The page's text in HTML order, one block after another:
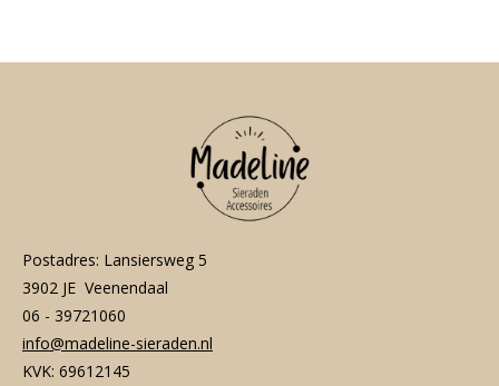
Postadres: Lansiersweg 5
3902 JE Veenendaal
06 - 39721060
info@madeline-sieraden.nl
KVK: 69612145